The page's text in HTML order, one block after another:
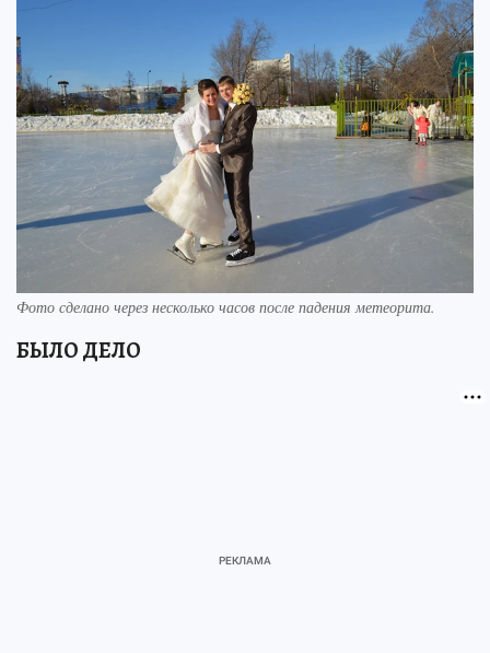
Фото сделано через несколько часов после падения метеорита.
БЫЛО ДЕЛО